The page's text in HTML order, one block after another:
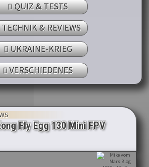
QUIZ & TESTS
TECHNIK & REVIEWS
UKRAINE-KRIEG
VERSCHIEDENES
Fly Egg 130 Mini FPV